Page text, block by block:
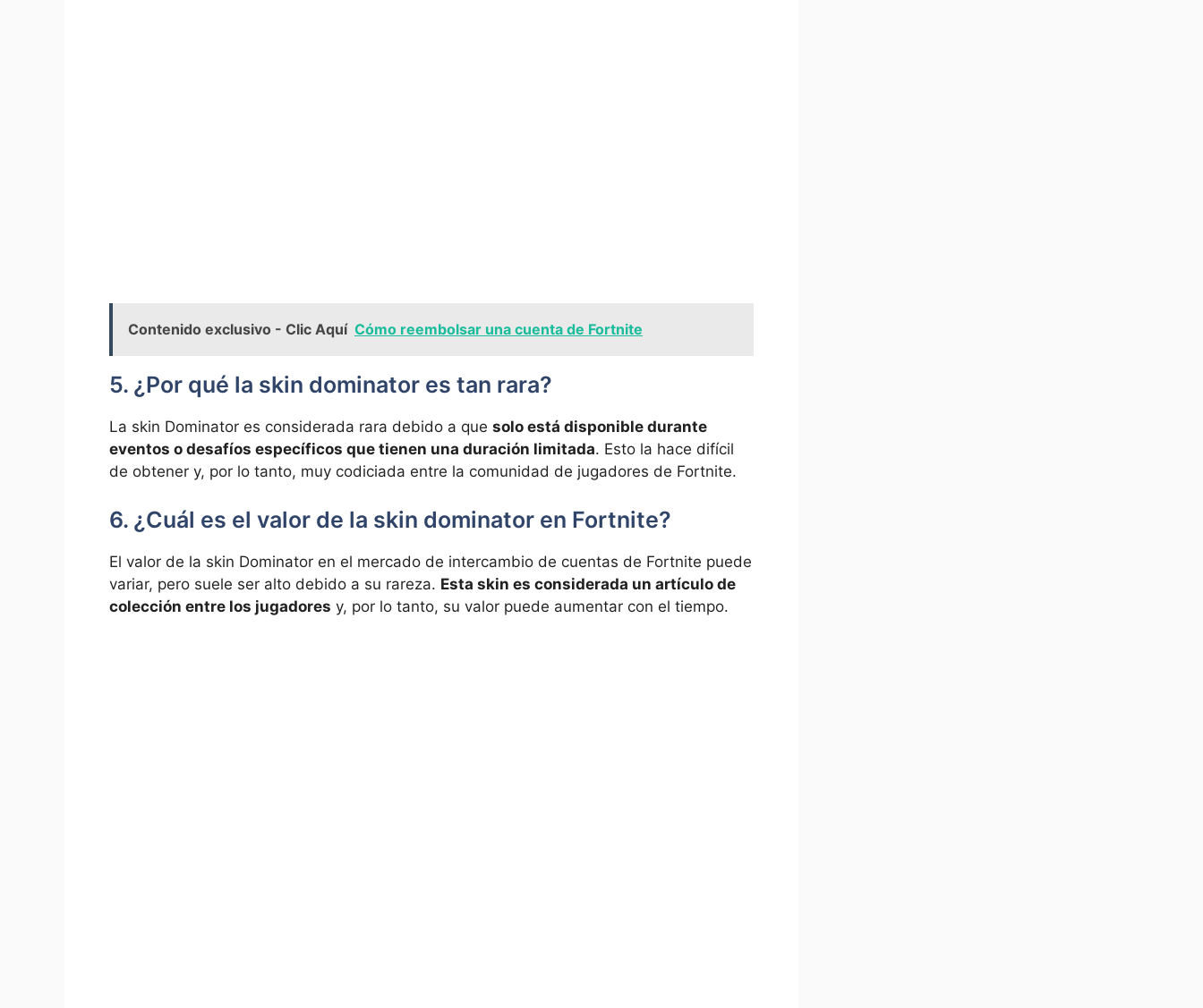
Contenido exclusivo - Clic Aquí Cómo reembolsar una cuenta de Fortnite
5. ¿Por qué la skin dominator es tan rara?
La skin Dominator es considerada rara debido a que solo está disponible durante
eventos o desafíos específicos que tienen una duración limitada. Esto la hace difícil
de obtener y, por lo tanto, muy codiciada entre la comunidad de jugadores de Fortnite.
6. ¿Cuál es el valor de la skin dominator en Fortnite?
El valor de la skin Dominator en el mercado de intercambio de cuentas de Fortnite puede
variar, pero suele ser alto debido a su rareza. Esta skin es considerada un artículo de
colección entre los jugadores y, por lo tanto, su valor puede aumentar con el tiempo.